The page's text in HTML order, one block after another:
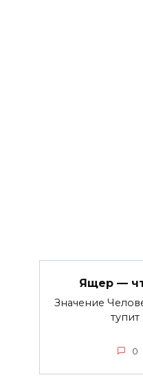
Ящер —
Значение
тупит
0